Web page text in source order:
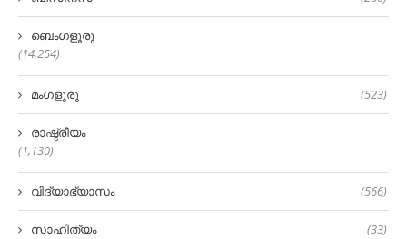
ബെംഗളൂരു
(14,254)
മംഗളുരു (523)
രാഷ്ട്രീയം
(1,130)
വിദ്യാഭ്യാസം (566)
സാഹിത്യം (33)